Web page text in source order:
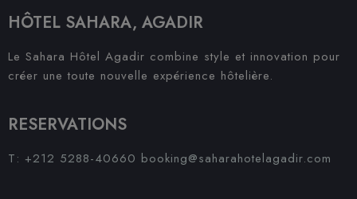
HÔTEL SAHARA, AGADIR
Le Sahara Hôtel Agadir combine style et innovation pour
créer une toute nouvelle expérience hôtelière.
RESERVATIONS
T: +212 5288-40660 booking@saharahotelagadir.com